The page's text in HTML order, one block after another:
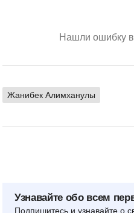
Нашли ошибку
Жанибек Алимханулы
Узнавайте обо всем
Подпишитесь и узнавайте о